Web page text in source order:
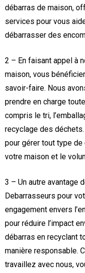
débarras de maison,
services pour vous
débarrasser des
2 – En faisant appel à
maison, vous
savoir-faire. Nous
prendre en charge
compris le tri,
recyclage des
pour gérer tout type
votre maison et le
3 – Un autre avantage
Debarrasseurs pour
engagement envers
pour réduire l’impact
débarras en recyclant
manière responsable.
travaillez avec nous,